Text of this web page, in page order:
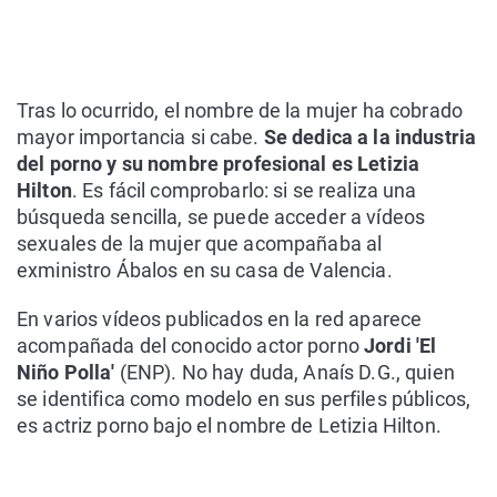
Tras lo ocurrido, el nombre de la mujer ha cobrado
mayor importancia si cabe. Se dedica a la industria
del porno y su nombre profesional es Letizia
Hilton. Es fácil comprobarlo: si se realiza una
búsqueda sencilla, se puede acceder a vídeos
sexuales de la mujer que acompañaba al
exministro Ábalos en su casa de Valencia.
En varios vídeos publicados en la red aparece
acompañada del conocido actor pornoJordi 'El
Niño Polla' (ENP). No hay duda, Anaís D.G., quien
se identifica como modelo en sus perfiles públicos,
es actriz porno bajo el nombre de Letizia Hilton.